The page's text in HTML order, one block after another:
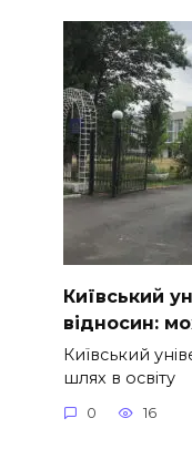
Київський
відносин:
Київський
шлях в освіту
0 16